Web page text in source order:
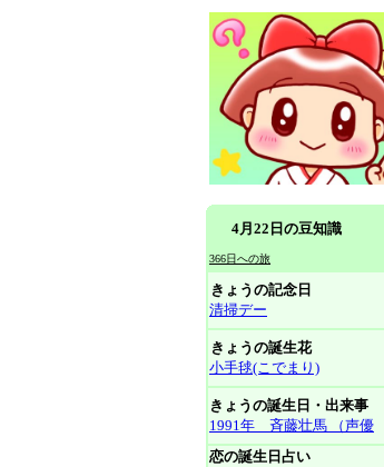
4月22日の豆知識
366日への旅
きょうの記念日
清掃デー
きょうの誕生花
小手毬(こでまり)
きょうの誕生日・出来事
1991年 斉藤壮馬 （声優
恋の誕生日占い